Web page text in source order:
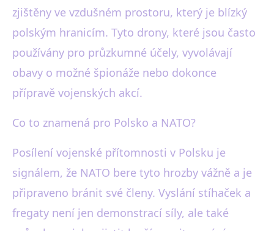
zjištěny ve vzdušném prostoru, který je blízký
polským hranicím. Tyto drony, které jsou často
používány pro průzkumné účely, vyvolávají
obavy o možné špionáže nebo dokonce
přípravě vojenských akcí.
Co to znamená pro Polsko a NATO?
Posílení vojenské přítomnosti v Polsku je
signálem, že NATO bere tyto hrozby vážně a je
připraveno bránit své členy. Vyslání stíhaček a
fregaty není jen demonstrací síly, ale také